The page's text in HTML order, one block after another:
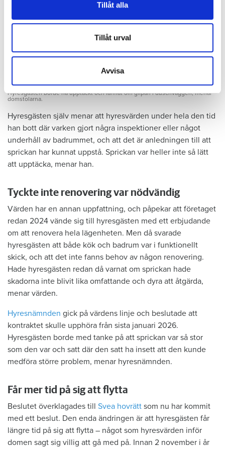
annons- och analysföretag som vi samarbetar med.
Dessa kan i sin tur kombinera informationen med annan
information som du har tillhandahållit eller som de har
samlat in när du har använt deras tjänster.
Tillåt alla
Tillåt urval
Avvisa
Foto: Hyresnämnden
Foto: Hyresnämnden
Hyresgästen borde ha upptäckt och larmat om glipan i duschväggen, menar
domstolarna.
Hyresgästen själv menar att hyresvärden under hela den tid
han bott där varken gjort några inspektioner eller något
underhåll av badrummet, och att det är anledningen till att
sprickan har kunnat uppstå. Sprickan var heller inte så lätt
att upptäcka, menar han.
Tyckte inte renovering var nödvändig
Värden har en annan uppfattning, och påpekar att företaget
redan 2024 vände sig till hyresgästen med ett erbjudande
om att renovera hela lägenheten. Men då svarade
hyresgästen att både kök och badrum var i funktionellt
skick, och att det inte fanns behov av någon renovering.
Hade hyresgästen redan då varnat om sprickan hade
skadorna inte blivit lika omfattande och dyra att åtgärda,
menar värden.
Hyresnämnden gick på värdens linje och beslutade att
kontraktet skulle upphöra från sista januari 2026.
Hyresgästen borde med tanke på att sprickan var så stor
som den var och satt där den satt ha insett att den kunde
medföra större problem, menar hyresnämnden.
Får mer tid på sig att flytta
Beslutet överklagades till Svea hovrätt som nu har kommit
med ett beslut. Den enda ändringen är att hyresgästen får
längre tid på sig att flytta – något som hyresvärden inför
domen sagt sig villig att gå med på. Innan 2 november i år